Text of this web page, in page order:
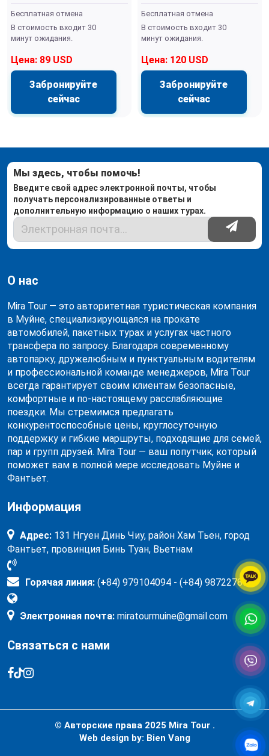
Бесплатная отмена
В стоимость входит 30
минут ожидания.
Цена: 89 USD
Забронируйте
сейчас
Бесплатная отмена
В стоимость входит 30
минут ожидания.
Цена: 120 USD
Забронируйте
сейчас
Мы здесь, чтобы помочь!
Введите свой адрес электронной почты, чтобы
получать персонализированные ответы и
дополнительную информацию о наших турах.
О нас
Mira Tour — это авторитетная туристическая компания
в Муйне, специализирующаяся на прокате
автомобилей, пакетных турах и услугах частного
трансфера по запросу. Благодаря современному
автопарку, дружелюбным и пунктуальным водителям
и профессиональной команде менеджеров, Mira Tour
всегда гарантирует своим клиентам безопасные,
комфортные и по-настоящему расслабляющие
поездки. Мы стремимся предлагать
конкурентоспособные цены, круглосуточную
поддержку и гибкие маршруты, подходящие для семей,
пар и групп друзей. Mira Tour — ваш попутчик, который
поможет вам в полной мере исследовать Муйне и
Фантьет.
Информация
Адрес: 131 Нгуен Динь Чиу, район Хам Тьен, город
Фантьет, провинция Бинь Туан, Вьетнам
Горячая линия: (+84) 979104094 - (+84) 987227897
Электронная почта: miratourmuine@gmail.com
Связаться с нами
© Авторские права 2025 Mira Tour .
Web design by: Bien Vang